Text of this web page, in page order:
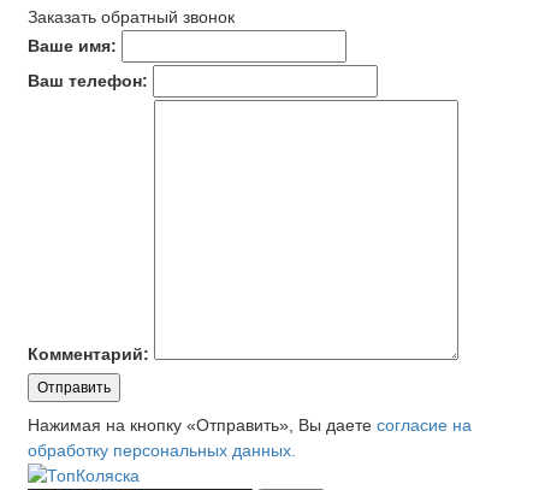
Заказать обратный звонок
Ваше имя:
Ваш телефон:
Комментарий:
Отправить
Нажимая на кнопку «Отправить», Вы даете согласие на
обработку персональных данных.